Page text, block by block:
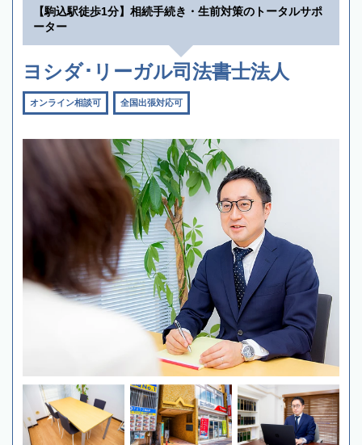
【駒込駅徒歩1分】相続手続き・生前対策のトータルサポ
ーター
ヨシダ･リーガル司法書士法人
オンライン相談可 全国出張対応可